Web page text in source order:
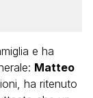
e ha
Matteo
ha ritenuto